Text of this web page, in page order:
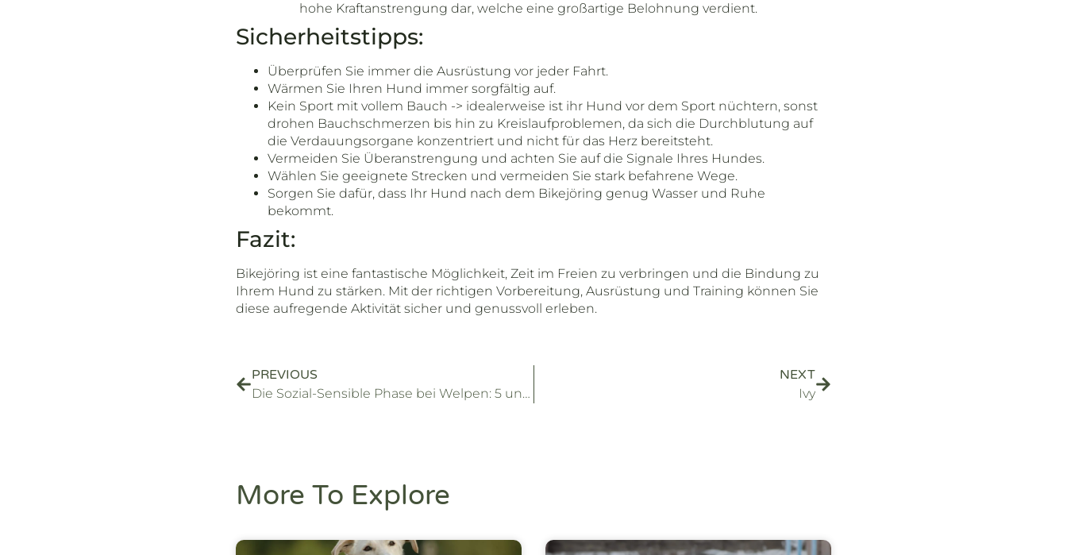
hohe Kraftanstrengung dar, welche eine großartige Belohnung verdient.
Sicherheitstipps:
Überprüfen Sie immer die Ausrüstung vor jeder Fahrt.
Wärmen Sie Ihren Hund immer sorgfältig auf.
Kein Sport mit vollem Bauch -> idealerweise ist ihr Hund vor dem Sport nüchtern, sonst
drohen Bauchschmerzen bis hin zu Kreislaufproblemen, da sich die Durchblutung auf
die Verdauungsorgane konzentriert und nicht für das Herz bereitsteht.
Vermeiden Sie Überanstrengung und achten Sie auf die Signale Ihres Hundes.
Wählen Sie geeignete Strecken und vermeiden Sie stark befahrene Wege.
Sorgen Sie dafür, dass Ihr Hund nach dem Bikejöring genug Wasser und Ruhe
bekommt.
Fazit:
Bikejöring ist eine fantastische Möglichkeit, Zeit im Freien zu verbringen und die Bindung zu
Ihrem Hund zu stärken. Mit der richtigen Vorbereitung, Ausrüstung und Training können Sie
diese aufregende Aktivität sicher und genussvoll erleben.
PREVIOUS
Die Sozial-Sensible Phase bei Welpen: 5 unverzichtbare Tipps für eine effektive Welpenerziehung
NEXT
Ivy
More To Explore